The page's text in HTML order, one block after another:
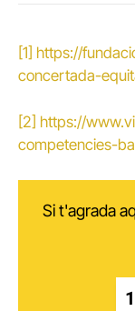
[1] https://
concertada-
[2] https://
competencies-
Si t'agrada